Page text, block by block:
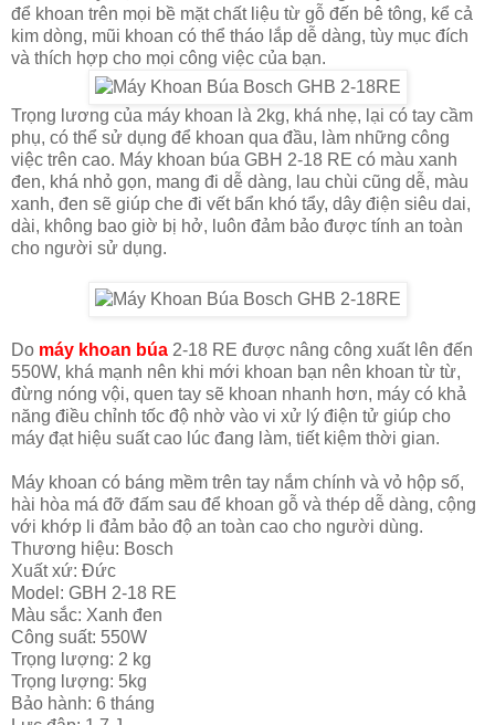
để khoan trên mọi bề mặt chất liệu từ gỗ đến bê tông, kể cả
kim dòng, mũi khoan có thể tháo lắp dễ dàng, tùy mục đích
và thích hợp cho mọi công việc của bạn.
Trọng lương của máy khoan là 2kg, khá nhẹ, lại có tay cầm
phụ, có thể sử dụng để khoan qua đầu, làm những công
việc trên cao. Máy khoan búa GBH 2-18 RE có màu xanh
đen, khá nhỏ gọn, mang đi dễ dàng, lau chùi cũng dễ, màu
xanh, đen sẽ giúp che đi vết bẩn khó tẩy, dây điện siêu dai,
dài, không bao giờ bị hở, luôn đảm bảo được tính an toàn
cho người sử dụng.
Do máy khoan búa 2-18 RE được nâng công xuất lên đến
550W, khá mạnh nên khi mới khoan bạn nên khoan từ từ,
đừng nóng vội, quen tay sẽ khoan nhanh hơn, máy có khả
năng điều chỉnh tốc độ nhờ vào vi xử lý điện tử giúp cho
máy đạt hiệu suất cao lúc đang làm, tiết kiệm thời gian.
Máy khoan có báng mềm trên tay nắm chính và vỏ hộp số,
hài hòa má đỡ đấm sau để khoan gỗ và thép dễ dàng, cộng
với khớp li đảm bảo độ an toàn cao cho người dùng.
Thương hiệu: Bosch
Xuất xứ: Đức
Model: GBH 2-18 RE
Màu sắc: Xanh đen
Công suất: 550W
Trọng lượng: 2 kg
Trọng lượng: 5kg
Bảo hành: 6 tháng